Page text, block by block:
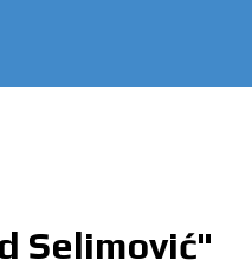
Selimović"